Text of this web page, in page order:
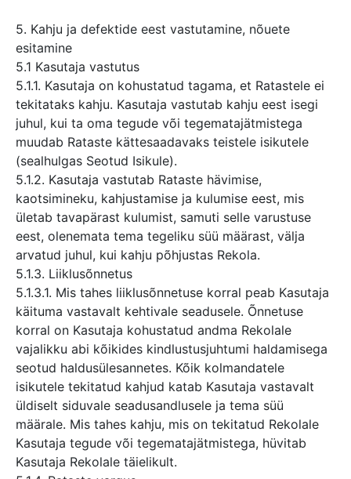
5. Kahju ja defektide eest vastutamine, nõuete
esitamine
5.1 Kasutaja vastutus
5.1.1. Kasutaja on kohustatud tagama, et Ratastele ei
tekitataks kahju. Kasutaja vastutab kahju eest isegi
juhul, kui ta oma tegude või tegematajätmistega
muudab Rataste kättesaadavaks teistele isikutele
(sealhulgas Seotud Isikule).
5.1.2. Kasutaja vastutab Rataste hävimise,
kaotsimineku, kahjustamise ja kulumise eest, mis
ületab tavapärast kulumist, samuti selle varustuse
eest, olenemata tema tegeliku süü määrast, välja
arvatud juhul, kui kahju põhjustas Rekola.
5.1.3. Liiklusõnnetus
5.1.3.1. Mis tahes liiklusõnnetuse korral peab Kasutaja
käituma vastavalt kehtivale seadusele. Õnnetuse
korral on Kasutaja kohustatud andma Rekolale
vajalikku abi kõikides kindlustusjuhtumi haldamisega
seotud haldusülesannetes. Kõik kolmandatele
isikutele tekitatud kahjud katab Kasutaja vastavalt
üldiselt siduvale seadusandlusele ja tema süü
määrale. Mis tahes kahju, mis on tekitatud Rekolale
Kasutaja tegude või tegematajätmistega, hüvitab
Kasutaja Rekolale täielikult.